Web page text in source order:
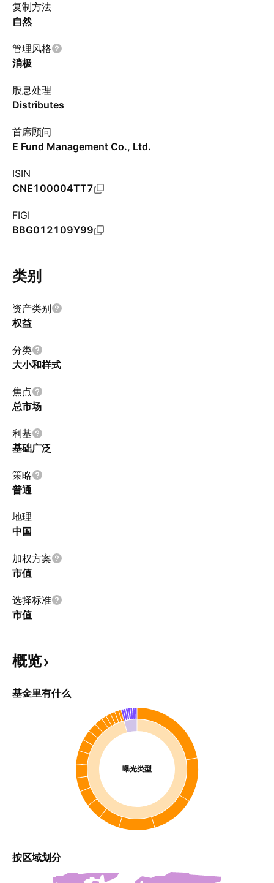
复制方法
自然
管理风格
消极
股息处理
Distributes
首席顾问
E Fund Management Co., Ltd.
ISIN
CNE100004TT7
FIGI
BBG012109Y99
类别
资产类别
权益
分类
大小和样式
焦点
总市场
利基
基础广泛
策略
普通
地理
中国
加权方案
市值
选择标准
市值
概览
基金里有什么
曝光类型
按区域划分